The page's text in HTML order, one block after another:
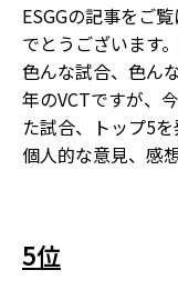
ESGGの記事をご
でとうございます
色んな試合、色ん
年のVCTですが、
た試合、トップ5
個人的な意見、感
5位